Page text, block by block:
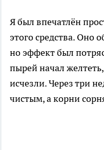
Я был впечатлён
этого средства. Оно
но эффект был
пырей начал
исчезли. Через три
чистым, а корни